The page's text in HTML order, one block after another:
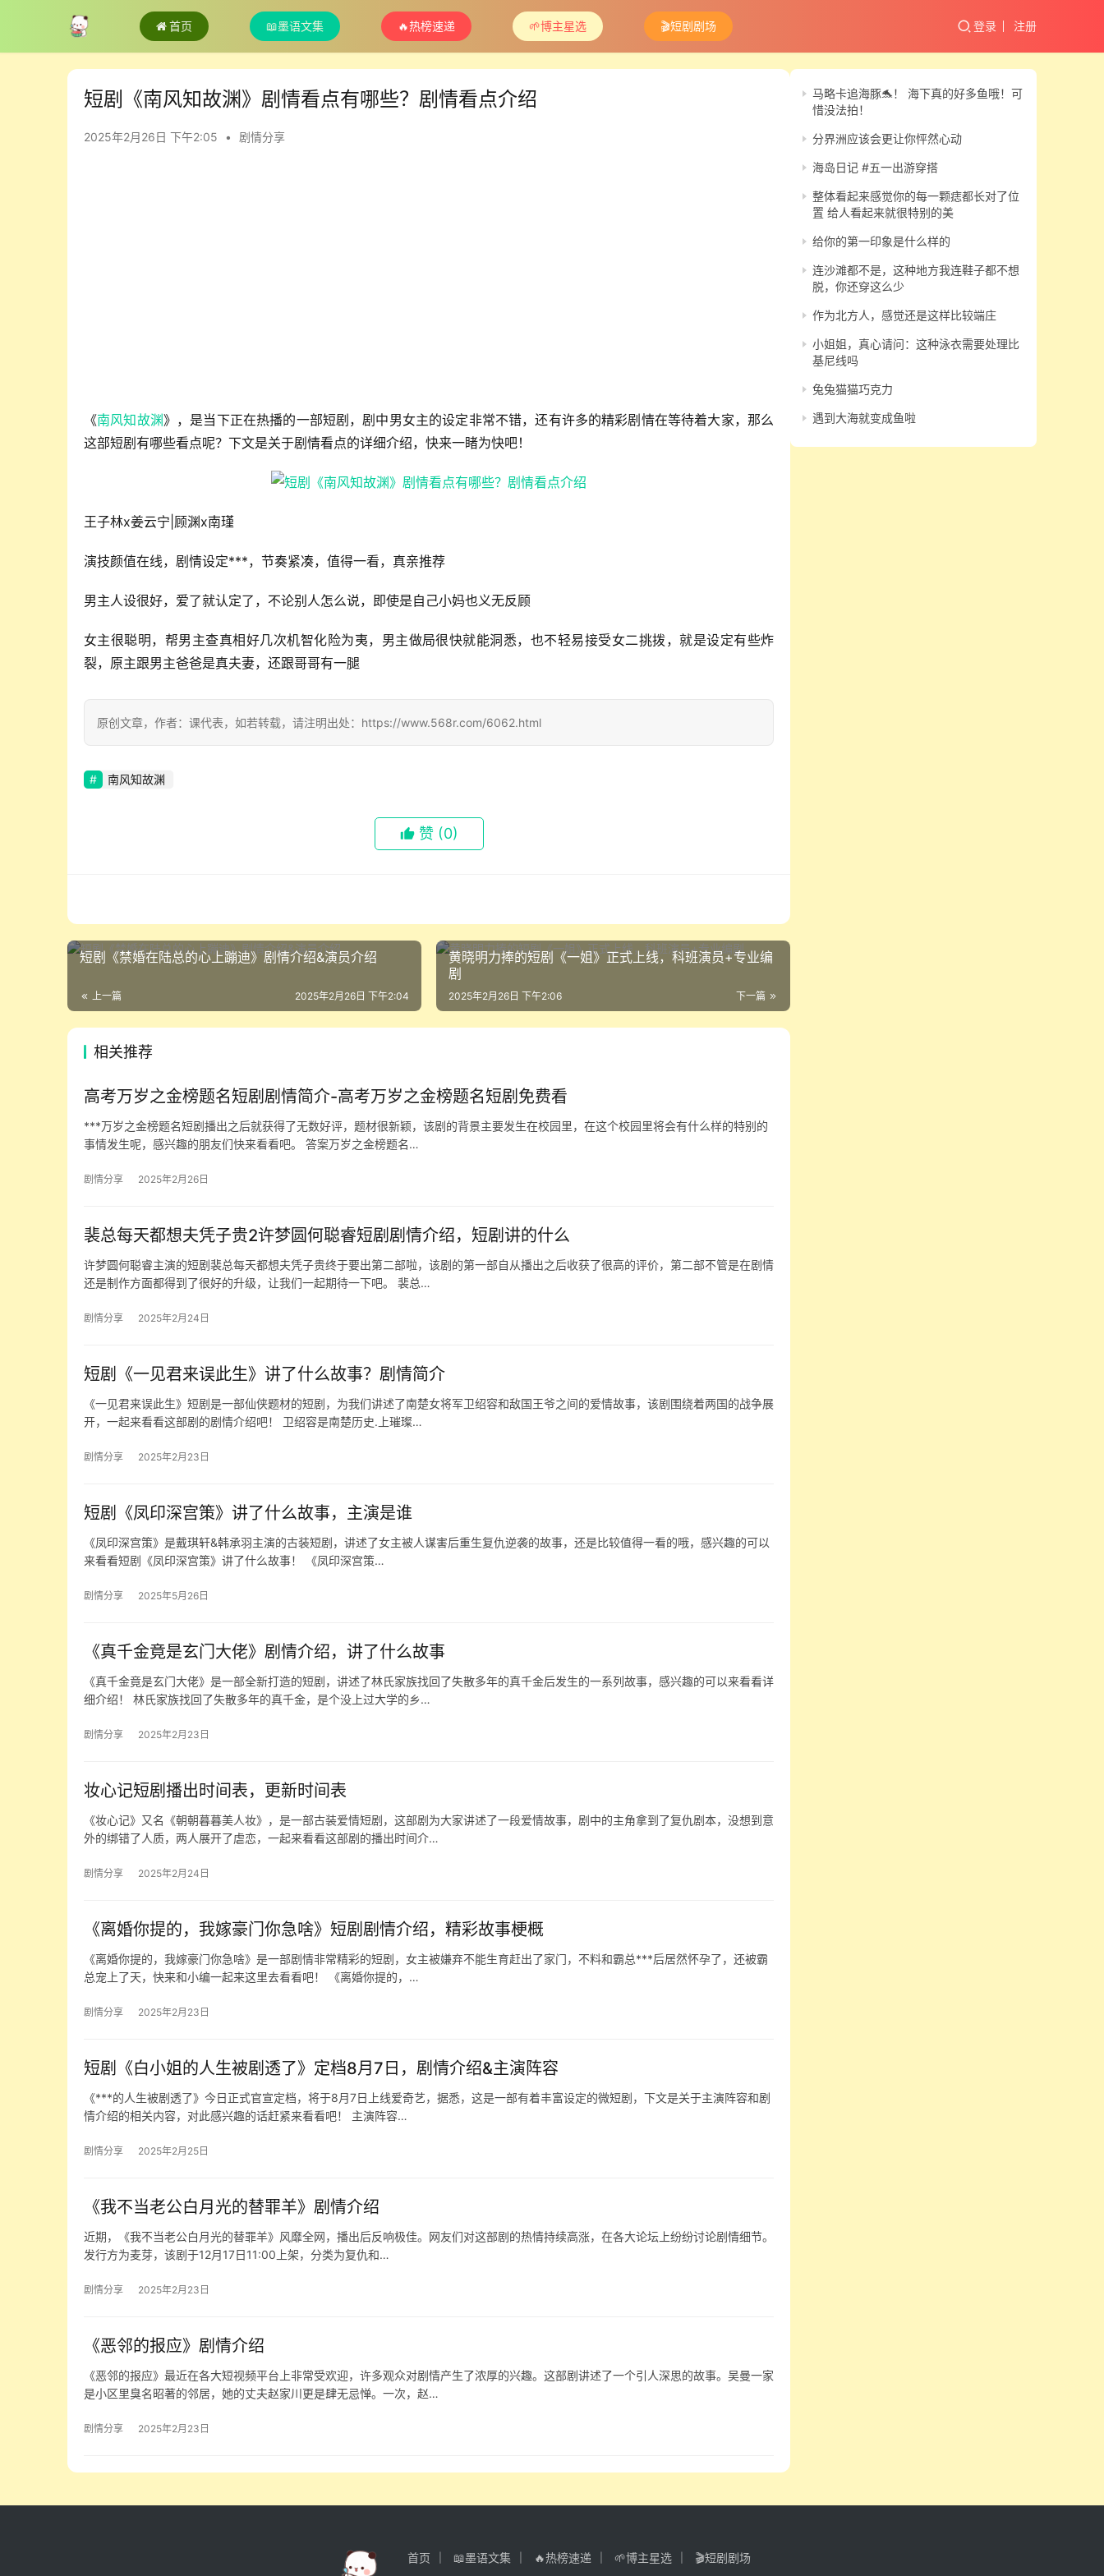
首页 📖墨语文集 🔥热榜速递 🌱博主星选 🎬短剧剧场 登录 注册
短剧《南风知故渊》剧情看点有哪些？剧情看点介绍
2025年2月26日 下午2:05 • 剧情分享
《南风知故渊》，是当下正在热播的一部短剧，剧中男女主的设定非常不错，还有许多的精彩剧情在等待着大家，那么
这部短剧有哪些看点呢？下文是关于剧情看点的详细介绍，快来一睹为快吧！
王子林x姜云宁|顾渊x南瑾
演技颜值在线，剧情设定***，节奏紧凑，值得一看，真亲推荐
男主人设很好，爱了就认定了，不论别人怎么说，即使是自己小妈也义无反顾
女主很聪明，帮男主查真相好几次机智化险为夷，男主做局很快就能洞悉，也不轻易接受女二挑拨，就是设定有些炸
裂，原主跟男主爸爸是真夫妻，还跟哥哥有一腿
原创文章，作者：课代表，如若转载，请注明出处：https://www.568r.com/6062.html
南风知故渊
赞 (0)
短剧《禁婚在陆总的心上蹦迪》剧情介绍&演员介绍
上一篇 2025年2月26日 下午2:04
黄晓明力捧的短剧《一姐》正式上线，科班演员+专业编
剧
下一篇
2025年2月26日 下午2:06
相关推荐
高考万岁之金榜题名短剧剧情简介-高考万岁之金榜题名短剧免费看
***万岁之金榜题名短剧播出之后就获得了无数好评，题材很新颖，该剧的背景主要发生在校园里，在这个校园里将会有什么样的特别的
事情发生呢，感兴趣的朋友们快来看看吧。 答案万岁之金榜题名…
剧情分享 2025年2月26日
裴总每天都想夫凭子贵2许梦圆何聪睿短剧剧情介绍，短剧讲的什么
许梦圆何聪睿主演的短剧裴总每天都想夫凭子贵终于要出第二部啦，该剧的第一部自从播出之后收获了很高的评价，第二部不管是在剧情
还是制作方面都得到了很好的升级，让我们一起期待一下吧。 裴总…
剧情分享 2025年2月24日
短剧《一见君来误此生》讲了什么故事？剧情简介
《一见君来误此生》短剧是一部仙侠题材的短剧，为我们讲述了南楚女将军卫绍容和敌国王爷之间的爱情故事，该剧围绕着两国的战争展
开，一起来看看这部剧的剧情介绍吧！ 卫绍容是南楚历史.上璀璨…
剧情分享 2025年2月23日
短剧《凤印深宫策》讲了什么故事，主演是谁
《凤印深宫策》是戴琪轩&韩承羽主演的古装短剧，讲述了女主被人谋害后重生复仇逆袭的故事，还是比较值得一看的哦，感兴趣的可以
来看看短剧《凤印深宫策》讲了什么故事！ 《凤印深宫策…
剧情分享 2025年5月26日
《真千金竟是玄门大佬》剧情介绍，讲了什么故事
《真千金竟是玄门大佬》是一部全新打造的短剧，讲述了林氏家族找回了失散多年的真千金后发生的一系列故事，感兴趣的可以来看看详
细介绍！ 林氏家族找回了失散多年的真千金，是个没上过大学的乡…
剧情分享 2025年2月23日
妆心记短剧播出时间表，更新时间表
《妆心记》又名《朝朝暮暮美人妆》，是一部古装爱情短剧，这部剧为大家讲述了一段爱情故事，剧中的主角拿到了复仇剧本，没想到意
外的绑错了人质，两人展开了虐恋，一起来看看这部剧的播出时间介…
剧情分享 2025年2月24日
《离婚你提的，我嫁豪门你急啥》短剧剧情介绍，精彩故事梗概
《离婚你提的，我嫁豪门你急啥》是一部剧情非常精彩的短剧，女主被嫌弃不能生育赶出了家门，不料和霸总***后居然怀孕了，还被霸
总宠上了天，快来和小编一起来这里去看看吧！ 《离婚你提的，…
剧情分享 2025年2月23日
短剧《白小姐的人生被剧透了》定档8月7日，剧情介绍&主演阵容
《***的人生被剧透了》今日正式官宣定档，将于8月7日上线爱奇艺，据悉，这是一部有着丰富设定的微短剧，下文是关于主演阵容和剧
情介绍的相关内容，对此感兴趣的话赶紧来看看吧！ 主演阵容…
剧情分享 2025年2月25日
《我不当老公白月光的替罪羊》剧情介绍
近期，《我不当老公白月光的替罪羊》风靡全网，播出后反响极佳。网友们对这部剧的热情持续高涨，在各大论坛上纷纷讨论剧情细节。
发行方为麦芽，该剧于12月17日11:00上架，分类为复仇和…
剧情分享 2025年2月23日
《恶邻的报应》剧情介绍
《恶邻的报应》最近在各大短视频平台上非常受欢迎，许多观众对剧情产生了浓厚的兴趣。这部剧讲述了一个引人深思的故事。吴曼一家
是小区里臭名昭著的邻居，她的丈夫赵家川更是肆无忌惮。一次，赵…
剧情分享 2025年2月23日
马略卡追海豚🐬！ 海下真的好多鱼哦！可
惜没法拍！
分界洲应该会更让你怦然心动
海岛日记 #五一出游穿搭
整体看起来感觉你的每一颗痣都长对了位
置 给人看起来就很特别的美
给你的第一印象是什么样的
连沙滩都不是，这种地方我连鞋子都不想
脱，你还穿这么少
作为北方人，感觉还是这样比较端庄
小姐姐，真心请问：这种泳衣需要处理比
基尼线吗
兔兔猫猫巧克力
遇到大海就变成鱼啦
首页 📖墨语文集 🔥热榜速递 🌱博主星选 🎬短剧剧场